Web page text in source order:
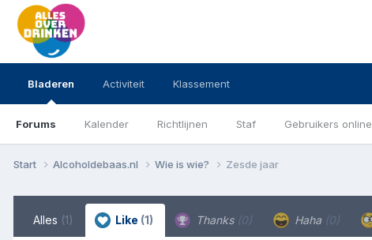
Bladeren
Forums Kalender Richtlijnen Staf Gebruikers online
Activiteit Klassement
Start Alcoholdebaas.nl Wie is wie? Zesde jaar
Alles (1) Like (1) Thanks (0) Haha (0)